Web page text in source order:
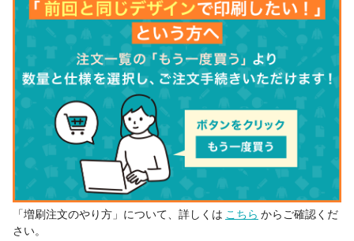
「増刷注文のやり方」について、詳しくは こちら からご確認くだ
さい。